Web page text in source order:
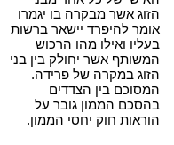
הזוג אשר מבקרה בו יגמרו
אומר להיפרד יישאר ברשות
בעליו ואילו מהו הרכוש
המשותף אשר יחולק בין בני
הזוג במקרה של פרידה.
המסוכם בין הצדדים
בהסכם הממון גובר על
הוראות חוק יחסי הממון.